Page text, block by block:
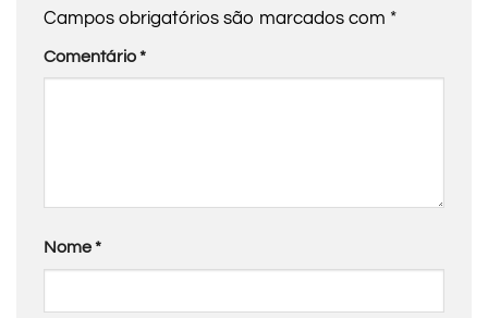
Campos obrigatórios são marcados com *
Comentário*
Nome*